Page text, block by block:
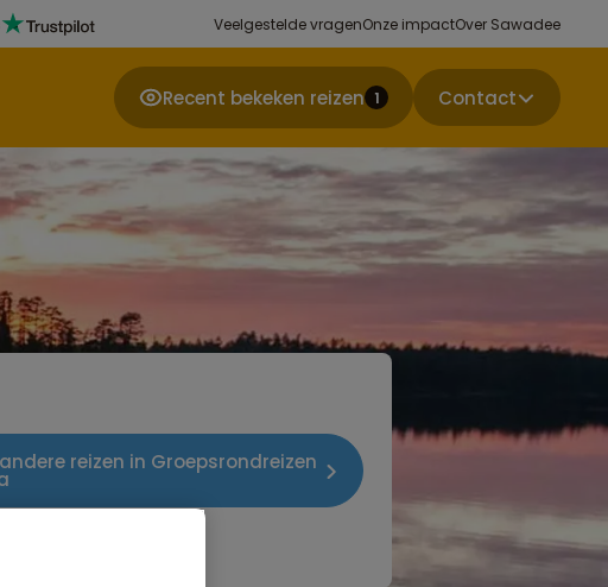
Veelgestelde vragenOnze impactOver Sawadee
Recent bekeken reizen 1 Contact
reizen in Groepsrondreizen